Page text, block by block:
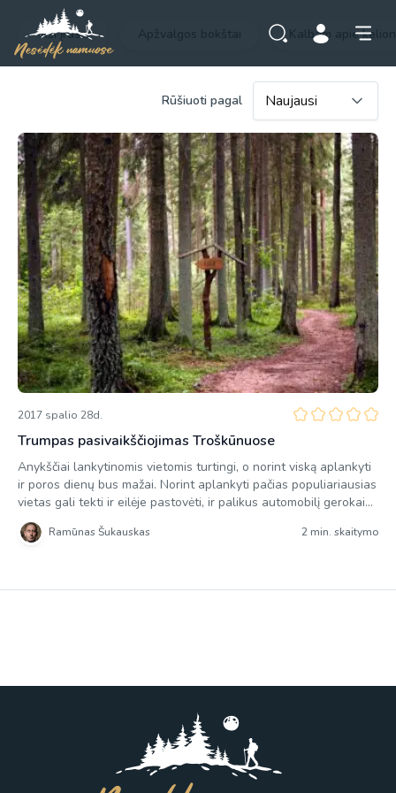
Visi įrašai Kalbam apie
Rūšiuoti pagal
2017 spalio 28d.
Trumpas pasivaikščiojimas Troškūnuose
Anykščiai lankytinomis vietomis turtingi, o norint viską aplankyti
ir poros dienų bus mažai. Norint aplankyti pačias populiariausias
vietas gali tekti ir eilėje pastovėti, ir palikus automobilį gerokai
paėjėti, tačiau yra ir mažai žinomų vietų, kurios nublankusios
Anykščių garsenybių šešėlyje negali pasigirti dideliais turistų
Ramūnas Šukauskas 2 min. skaitymo